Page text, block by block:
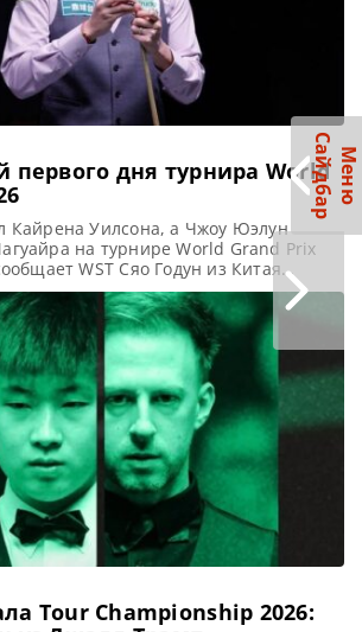
первого дня турнира World
Кайрена Уилсона, а Чжоу Юэлун
на турнире World Grand Prix
WST Сяо Годун из Китая
у Кайрена Уилсона со счетом 5-2 в
World Grand Prix в Гонконге. Этот
действующего Чемпиона Мастерс
в Players Championship в
Tour Championship 2026:
М
е
н
ю
Са
й
д
б
а
р